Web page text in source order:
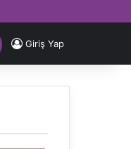
Giriş Yap